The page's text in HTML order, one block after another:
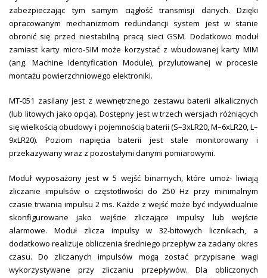
zabezpieczając tym samym ciągłość transmisji danych. Dzięki
opracowanym mechanizmom redundancji system jest w stanie
obronić się przed niestabilną pracą sieci GSM. Dodatkowo moduł
zamiast karty micro-SIM może korzystać z wbudowanej karty MIM
(ang. Machine Identyfication Module), przylutowanej w procesie
montażu powierzchniowego elektroniki.
MT-051 zasilany jest z wewnętrznego zestawu baterii alkalicznych
(lub litowych jako opcja). Dostępny jest w trzech wersjach różniących
się wielkością obudowy i pojemnością baterii (S–3xLR20, M–6xLR20, L–
9xLR20). Poziom napięcia baterii jest stale monitorowany i
przekazywany wraz z pozostałymi danymi pomiarowymi.
Moduł wyposażony jest w 5 wejść binarnych, które umoż- liwiają
zliczanie impulsów o częstotliwości do 250 Hz przy minimalnym
czasie trwania impulsu 2 ms. Każde z wejść może być indywidualnie
skonfigurowane jako wejście zliczające impulsy lub wejście
alarmowe. Moduł zlicza impulsy w 32-bitowych licznikach, a
dodatkowo realizuje obliczenia średniego przepływ za zadany okres
czasu. Do zliczanych impulsów mogą zostać przypisane wagi
wykorzystywane przy zliczaniu przepływów. Dla obliczonych